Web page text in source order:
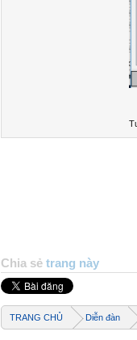
Chia sẻ trang này
TRANG CHỦ Diễn đàn